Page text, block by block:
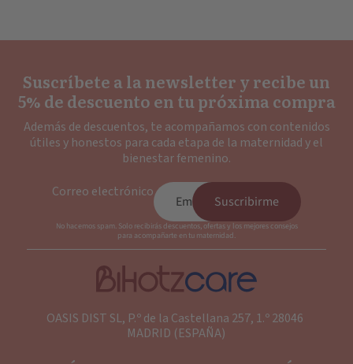
simplemente vacía tu leche en un recipiente de
almacenamiento seguro después de 2-3 horas de uso y
guárdala en el refrigerador o congelador. Luego lava el
colector con agua tibia y jabón, sécalo bien y úsalo
noche no se puede almacenar a temperatura ambiente
durante la noche (más de 4 horas), la leche recolectada
por la mañana no será segura para tu bebé.
Suscríbete a la newsletter y recibe un
5% de descuento en tu próxima compra
Además de descuentos, te acompañamos con contenidos
útiles y honestos para cada etapa de la maternidad y el
bienestar femenino.
No hacemos spam. Solo recibirás descuentos, ofertas y los mejores consejos
para acompañarte en tu maternidad.
Correo electrónico
Suscribirme
OASIS DIST SL, P.º de la Castellana 257, 1.º 28046
MADRID (ESPAÑA)